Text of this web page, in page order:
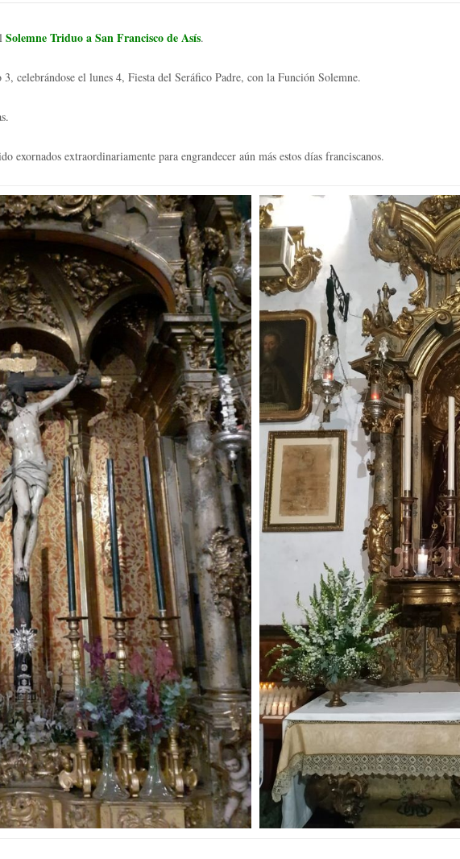
Solemne Triduo a San Francisco de Asís.
celebrándose el lunes 4, Fiesta del Seráfico Padre, con la Función Solemne.
exornados extraordinariamente para engrandecer aún más estos días franciscanos.